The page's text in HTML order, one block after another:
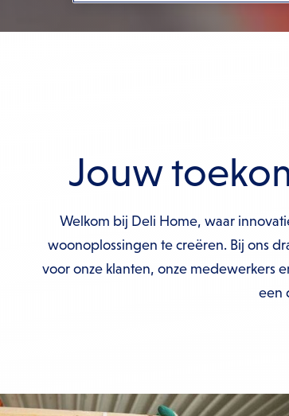
Jouw
Welkom bij Deli Home, waar
woonoplossingen te creëren. Bij ons
voor onze klanten, onze medewerkers
een